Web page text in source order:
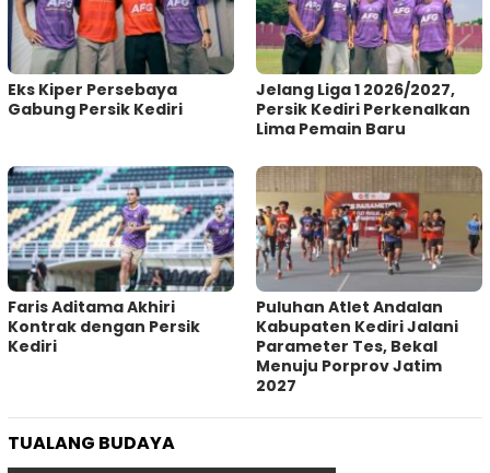
Eks Kiper Persebaya
Gabung Persik Kediri
Jelang Liga 1 2026/2027,
Persik Kediri Perkenalkan
Lima Pemain Baru
Faris Aditama Akhiri
Kontrak dengan Persik
Kediri
Puluhan Atlet Andalan
Kabupaten Kediri Jalani
Parameter Tes, Bekal
Menuju Porprov Jatim
2027
TUALANG BUDAYA